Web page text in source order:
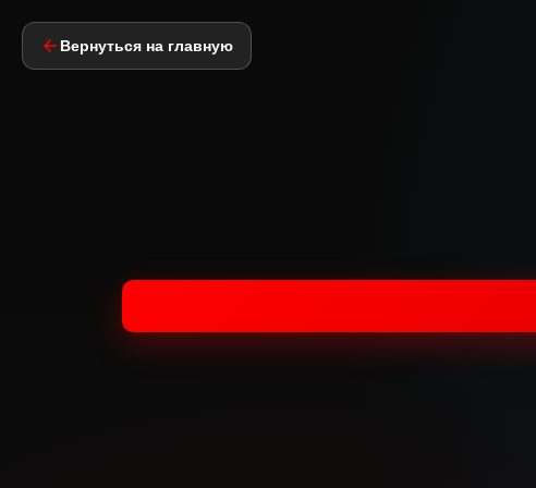
Вернуться на главную